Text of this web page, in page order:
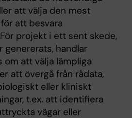
att välja den mest
att besvara
projekt i ett sent skede,
genererats, handlar
om att välja lämpliga
att övergå från rådata,
eller kliniskt
t.ex. att identifiera
vägar eller